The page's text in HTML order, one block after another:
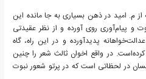
م. امید در ذهن بسیاری به جا مانده این
و پیام‌آوری روی آورده و از نظر عقیدتی
پدیدآورده و در این راه، گاه
کرده‌است. در واقع اخوان ثالث شعر را چنین
در لحظاتی است که در پرتو شعور نبوت